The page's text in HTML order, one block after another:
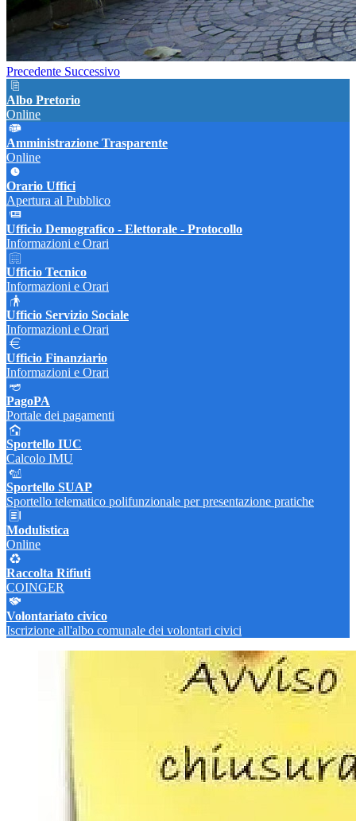
Precedente Successivo
Albo Pretorio
Online
Amministrazione Trasparente
Online
Orario Uffici
Apertura al Pubblico
Ufficio Demografico - Elettorale - Protocollo
Informazioni e Orari
Ufficio Tecnico
Informazioni e Orari
Ufficio Servizio Sociale
Informazioni e Orari
Ufficio Finanziario
Informazioni e Orari
PagoPA
Portale dei pagamenti
Sportello IUC
Calcolo IMU
Sportello SUAP
Sportello telematico polifunzionale per presentazione pratiche
Modulistica
Online
Raccolta Rifiuti
COINGER
Volontariato civico
Iscrizione all'albo comunale dei volontari civici